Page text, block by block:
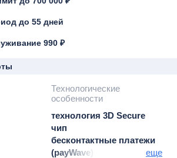
до 55 дней
990 ₽
Технологические
особенности
технология 3D Secure
чип
бесконтактные платежи
(payWave)
еще